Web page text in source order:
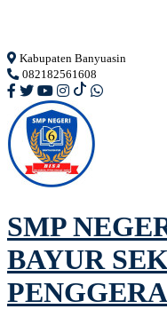
Kabupaten Banyuasin
082182561608
SMP
BAYUR